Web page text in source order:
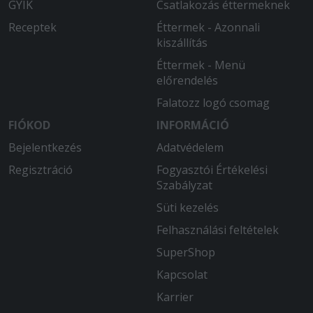
28 cm körüli változat bevezetése...
Minden rendben volt.
Kedvesek voltak az étteremben és a
2026-04-11 - Ildikó:
Nagyon friss és finom volt az étel.
Életem egyik legjobb pizzája. Puha,
vastag tészta, ízletes feltét. Megfelelő
állag. Kicsit a csípős ízt hiányoltam.
A pizza alja nyers, Soha többet innen.
GYIK
Receptek
Csatlakozás éttermeknek
Éttermek - Azonnali
kiszállítás
Éttermek - Menü
előrendelés
Falatozz logó csomag
FIÓKOD
Bejelentkezés
Regisztráció
INFORMÁCIÓ
Adatvédelem
Fogyasztói Értékelési
Szabályzat
Süti kezelés
Felhasználási feltételek
SuperShop
Kapcsolat
Karrier